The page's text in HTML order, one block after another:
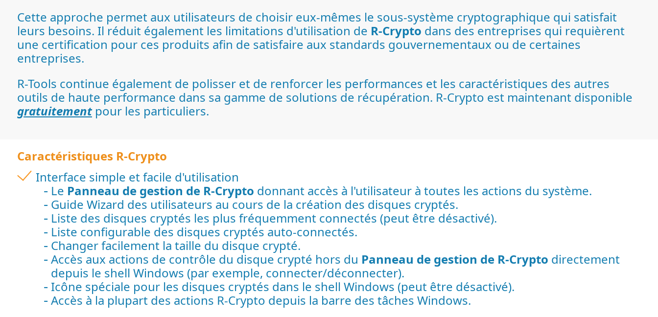
Cette approche permet aux utilisateurs de choisir eux-mêmes le sous-système cryptographique qui satisfait
leurs besoins. Il réduit également les limitations d'utilisation de R-Crypto dans des entreprises qui requièrent
une certification pour ces produits afin de satisfaire aux standards gouvernementaux ou de certaines
entreprises.
R-Tools continue également de polisser et de renforcer les performances et les caractéristiques des autres
outils de haute performance dans sa gamme de solutions de récupération. R-Crypto est maintenant disponible
gratuitementpour les particuliers.
Caractéristiques R-Crypto
Interface simple et facile d'utilisation
Le Panneau de gestion de R-Crypto donnant accès à l'utilisateur à toutes les actions du système.
Guide Wizard des utilisateurs au cours de la création des disques cryptés.
Liste des disques cryptés les plus fréquemment connectés (peut être désactivé).
Liste configurable des disques cryptés auto-connectés.
Changer facilement la taille du disque crypté.
Accès aux actions de contrôle du disque crypté hors du Panneau de gestion de R-Crypto directement
depuis le shell Windows (par exemple, connecter/déconnecter).
Icône spéciale pour les disques cryptés dans le shell Windows (peut être désactivé).
Accès à la plupart des actions R-Crypto depuis la barre des tâches Windows.